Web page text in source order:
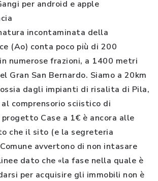
per android e apple
incontaminata della
(Ao) conta poco più di 200
numerose frazioni, a 1400 metri
Gran San Bernardo. Siamo a 20km
dagli impianti di risalita di Pila,
comprensorio sciistico di
Case a 1€ è ancora alle
che il sito (e la segreteria
avvertono di non intasare
dato che «la fase nella quale è
per acquisire gli immobili non è